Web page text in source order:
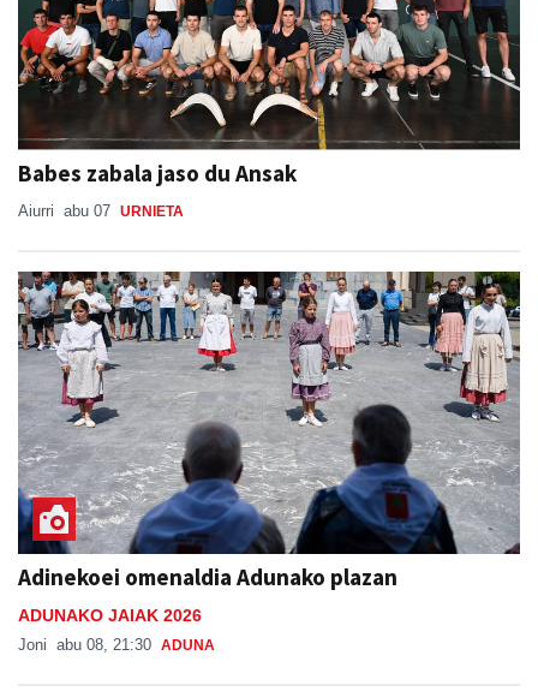
Babes zabala jaso du Ansak
Aiurri abu 07 URNIETA
Adinekoei omenaldia Adunako plazan
ADUNAKO JAIAK 2026
Joni abu 08, 21:30 ADUNA